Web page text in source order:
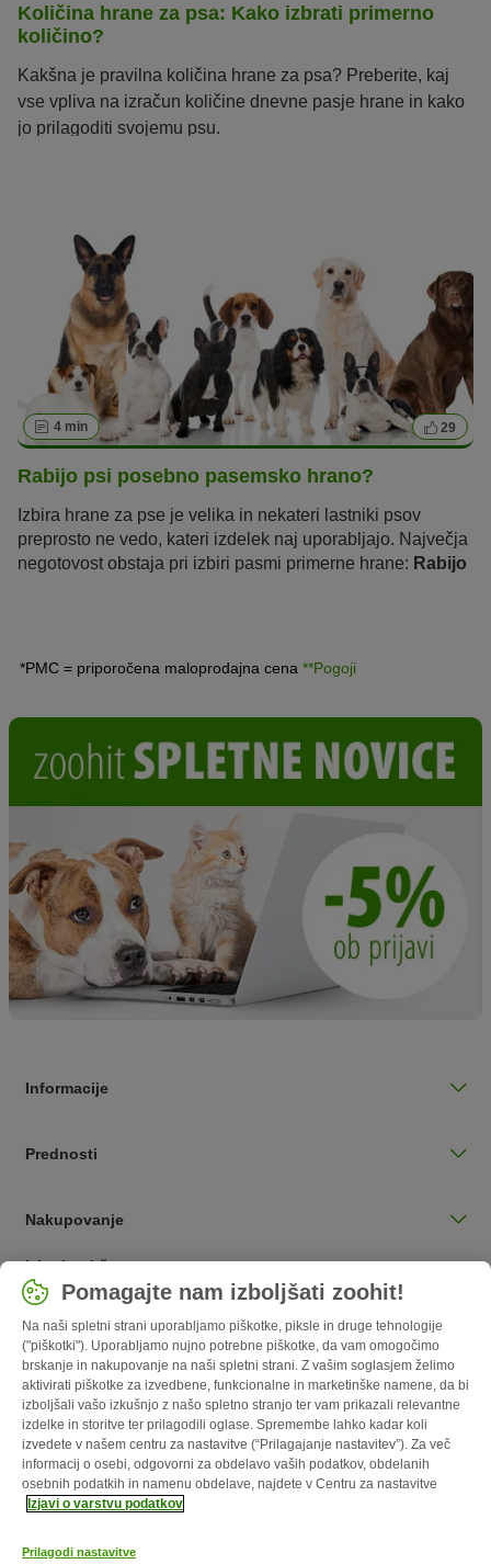
Količina hrane za psa: Kako izbrati primerno
količino?
Kakšna je pravilna količina hrane za psa? Preberite, kaj
vse vpliva na izračun količine dnevne pasje hrane in kako
jo prilagoditi svojemu psu.
4 min 29
Rabijo psi posebno pasemsko hrano?
Izbira hrane za pse je velika in nekateri lastniki psov
preprosto ne vedo, kateri izdelek naj uporabljajo. Največja
negotovost obstaja pri izbiri pasmi primerne hrane: Rabijo
*PMC = priporočena maloprodajna cena **Pogoji
Informacije
Prednosti
Nakupovanje
Izberite državo
Slovenija / SI
Follow zooplus
Pomagajte nam izboljšati zoohit!
Na naši spletni strani uporabljamo piškotke, piksle in druge tehnologije
("piškotki"). Uporabljamo nujno potrebne piškotke, da vam omogočimo
brskanje in nakupovanje na naši spletni strani. Z vašim soglasjem želimo
aktivirati piškotke za izvedbene, funkcionalne in marketinške namene, da bi
izboljšali vašo izkušnjo z našo spletno stranjo ter vam prikazali relevantne
izdelke in storitve ter prilagodili oglase. Spremembe lahko kadar koli
izvedete v našem centru za nastavitve (“Prilagajanje nastavitev”). Za več
informacij o osebi, odgovorni za obdelavo vaših podatkov, obdelanih
osebnih podatkih in namenu obdelave, najdete v Centru za nastavitve
Izjavi o varstvu podatkov
Prilagodi nastavitve